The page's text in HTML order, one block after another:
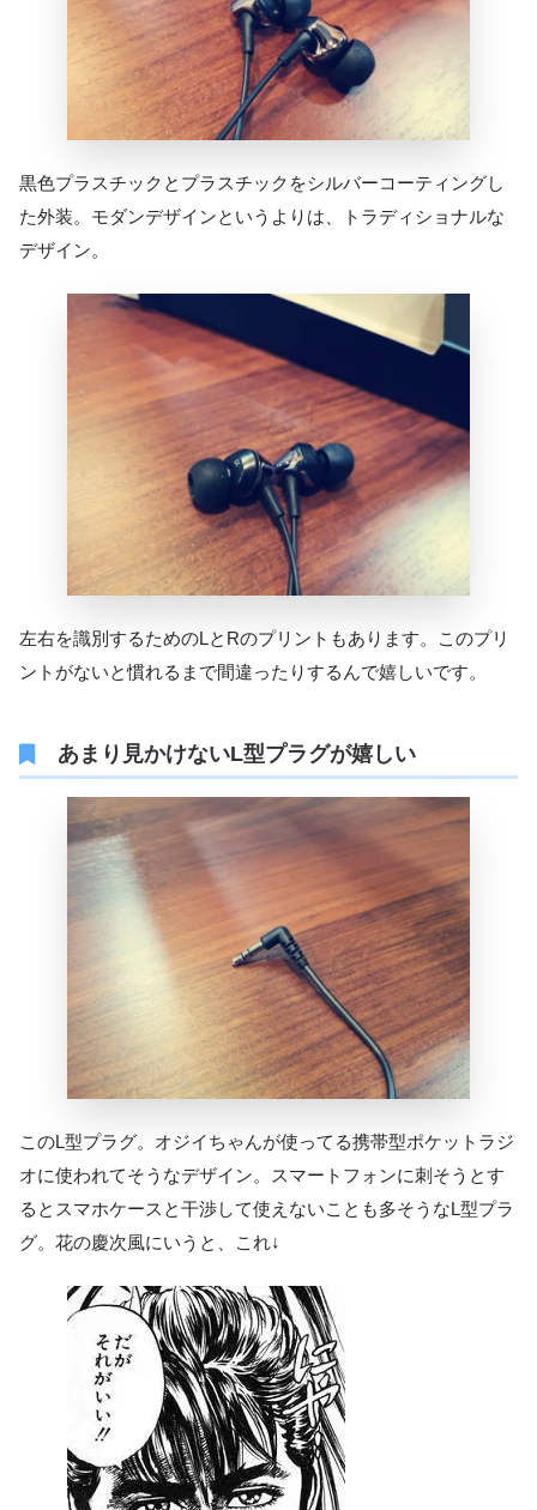
黒色プラスチックとプラスチックをシルバーコーティングし
た外装。モダンデザインというよりは、トラディショナルな
デザイン。
左右を識別するためのLとRのプリントもあります。このプリ
ントがないと慣れるまで間違ったりするんで嬉しいです。
あまり見かけないL型プラグが嬉しい
このL型プラグ。オジイちゃんが使ってる携帯型ポケットラジ
オに使われてそうなデザイン。スマートフォンに刺そうとす
るとスマホケースと干渉して使えないことも多そうなL型プラ
グ。花の慶次風にいうと、これ↓